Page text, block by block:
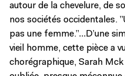
autour de la chevelure, de
nos sociétés occidentales.
pas une femme.”…D’une
vieil homme, cette pièce a
chorégraphique, Sarah